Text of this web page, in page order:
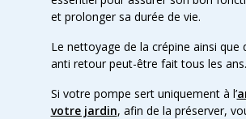
et prolonger sa durée de vie.
Le nettoyage de la crépine ainsi que
anti retour peut-être fait tous les ans.
Si votre pompe sert uniquement à l’
votre jardin, afin de la préserver,